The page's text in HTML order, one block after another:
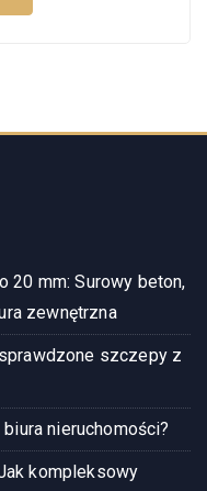
20 mm: Surowy beton,
zewnętrzna
szczepy z
nieruchomości?
kompleksowy